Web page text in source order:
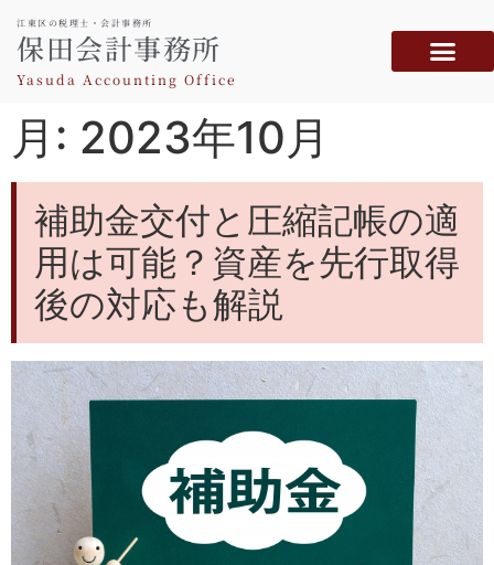
江東区の税理士・会計事務所
保田会計事務所
Yasuda Accounting Office
月: 2023年10月
補助金交付と圧縮記帳の適
用は可能？資産を先行取得
後の対応も解説